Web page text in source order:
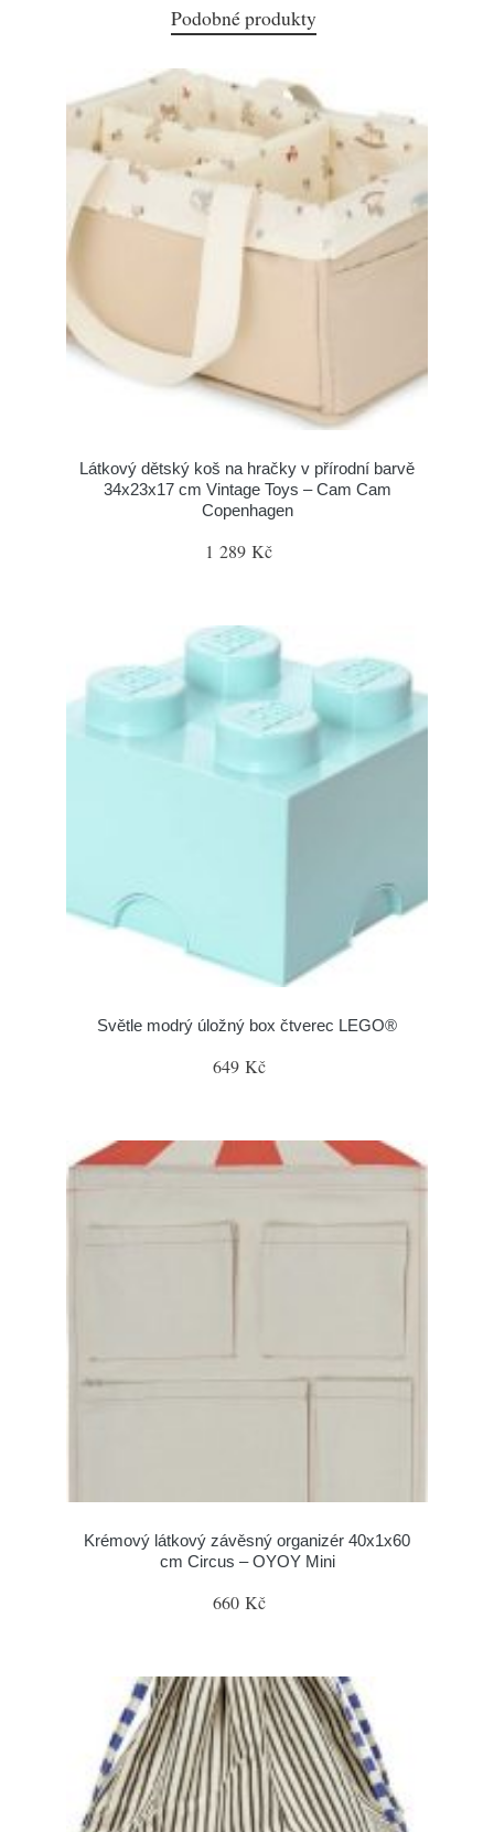
Podobné produkty
Látkový dětský koš na hračky v přírodní barvě
34x23x17 cm Vintage Toys – Cam Cam
Copenhagen
1 289 Kč
Světle modrý úložný box čtverec LEGO®
649 Kč
Krémový látkový závěsný organizér 40x1x60
cm Circus – OYOY Mini
660 Kč